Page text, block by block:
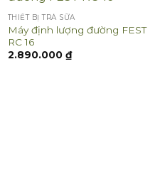
THIẾT BỊ TRÀ SỮA
Máy định lượng đường FEST
RC 16
2.890.000 ₫